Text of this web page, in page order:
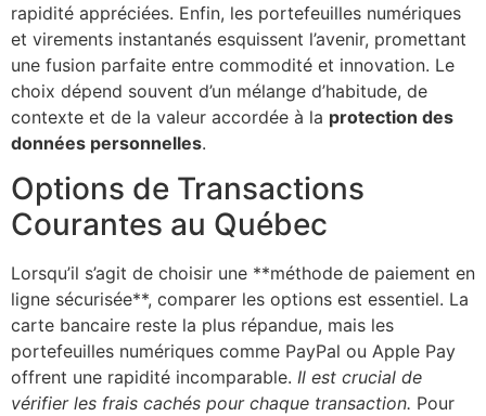
rapidité appréciées. Enfin, les portefeuilles numériques
et virements instantanés esquissent l’avenir, promettant
une fusion parfaite entre commodité et innovation. Le
choix dépend souvent d’un mélange d’habitude, de
contexte et de la valeur accordée à la protection des
données personnelles.
Options de Transactions
Courantes au Québec
Lorsqu’il s’agit de choisir une **méthode de paiement en
ligne sécurisée**, comparer les options est essentiel. La
carte bancaire reste la plus répandue, mais les
portefeuilles numériques comme PayPal ou Apple Pay
offrent une rapidité incomparable. Il est crucial de
vérifier les frais cachés pour chaque transaction. Pour